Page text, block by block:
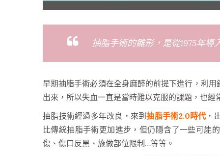
抽脂手術的雛形，是從1975年
早期抽脂手術必須在全身麻醉的前提下進行，利
出來，所以失血一直是當時難以克服的課題，也經
抽脂技術經過多年改良，來到抽脂手術2.0時代，
比傳統抽脂手術更加進步，但仍隱含了一些可能
傷、傷口反黑、施做部位限制…等等。